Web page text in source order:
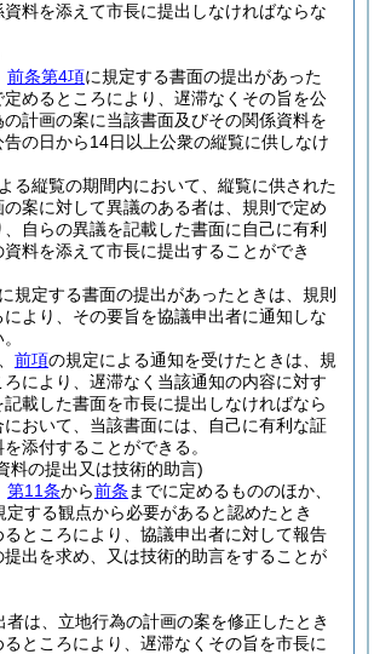
資料を添えて市長に提出しなければならな
前条第4項に規定する書面の提出があった
定めるところにより、遅滞なくその旨を公
計画の案に当該書面及びその関係資料を
の日から14日以上公衆の縦覧に供しなけ
る縦覧の期間内において、縦覧に供された
案に対して異議のある者は、規則で定め
自らの異議を記載した書面に自己に有利
料を添えて市長に提出することができ
に規定する書面の提出があったときは、規則
より、その要旨を協議申出者に通知しな
前項の規定による通知を受けたときは、規
により、遅滞なく当該通知の内容に対す
載した書面を市長に提出しなければなら
において、当該書面には、自己に有利な証
添付することができる。
料の提出又は技術的助言)
第11条から前条 までに定めるもののほか、
定する観点から必要があると認めたとき
るところにより、協議申出者に対して報告
出を求め、又は技術的助言をすることが
者は、立地行為の計画の案を修正したとき
ところにより、遅滞なくその旨を市長に